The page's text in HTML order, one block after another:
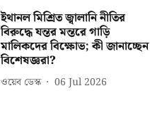
ইথানল মিশ্রিত জ্বালানি নীতির
বিরুদ্ধে যন্তর মন্তরে গাড়ি
মালিকদের বিক্ষোভ; কী জানাচ্ছেন
বিশেষজ্ঞরা?
ওয়েব ডেস্ক 06 Jul 2026